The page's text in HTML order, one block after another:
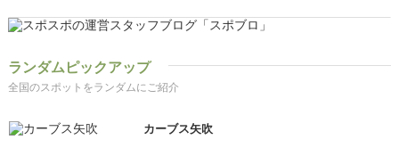
ランダムピックアップ
全国のスポットをランダムにご紹介
カーブス矢吹